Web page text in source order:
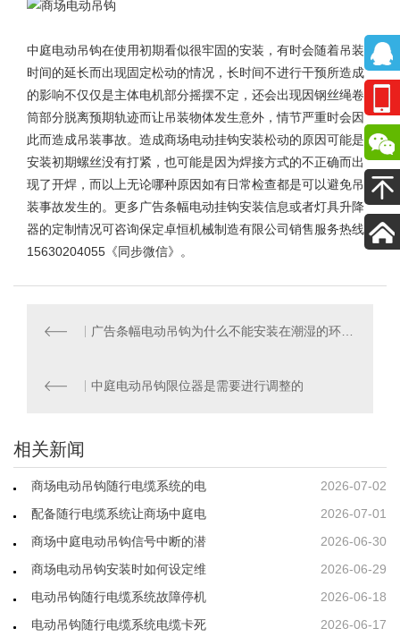
中庭电动吊钩在使用初期看似很牢固的安装，有时会随着吊装
时间的延长而出现固定松动的情况，长时间不进行干预所造成
的影响不仅仅是主体电机部分摇摆不定，还会出现因钢丝绳卷
筒部分脱离预期轨迹而让吊装物体发生意外，情节严重时会因
此而造成吊装事故。造成商场电动挂钩安装松动的原因可能是
安装初期螺丝没有打紧，也可能是因为焊接方式的不正确而出
现了开焊，而以上无论哪种原因如有日常检查都是可以避免吊
装事故发生的。更多广告条幅电动挂钩安装信息或者灯具升降
器的定制情况可咨询保定卓恒机械制造有限公司销售服务热线
15630204055《同步微信》。
中庭电动吊钩限位器是需要进行调整的
相关新闻
2026-07-02
商场电动吊钩随行电缆系统的电
2026-07-01
配备随行电缆系统让商场中庭电
2026-06-30
商场中庭电动吊钩信号中断的潜
2026-06-29
商场电动吊钩安装时如何设定维
2026-06-18
电动吊钩随行电缆系统故障停机
2026-06-17
电动吊钩随行电缆系统电缆卡死